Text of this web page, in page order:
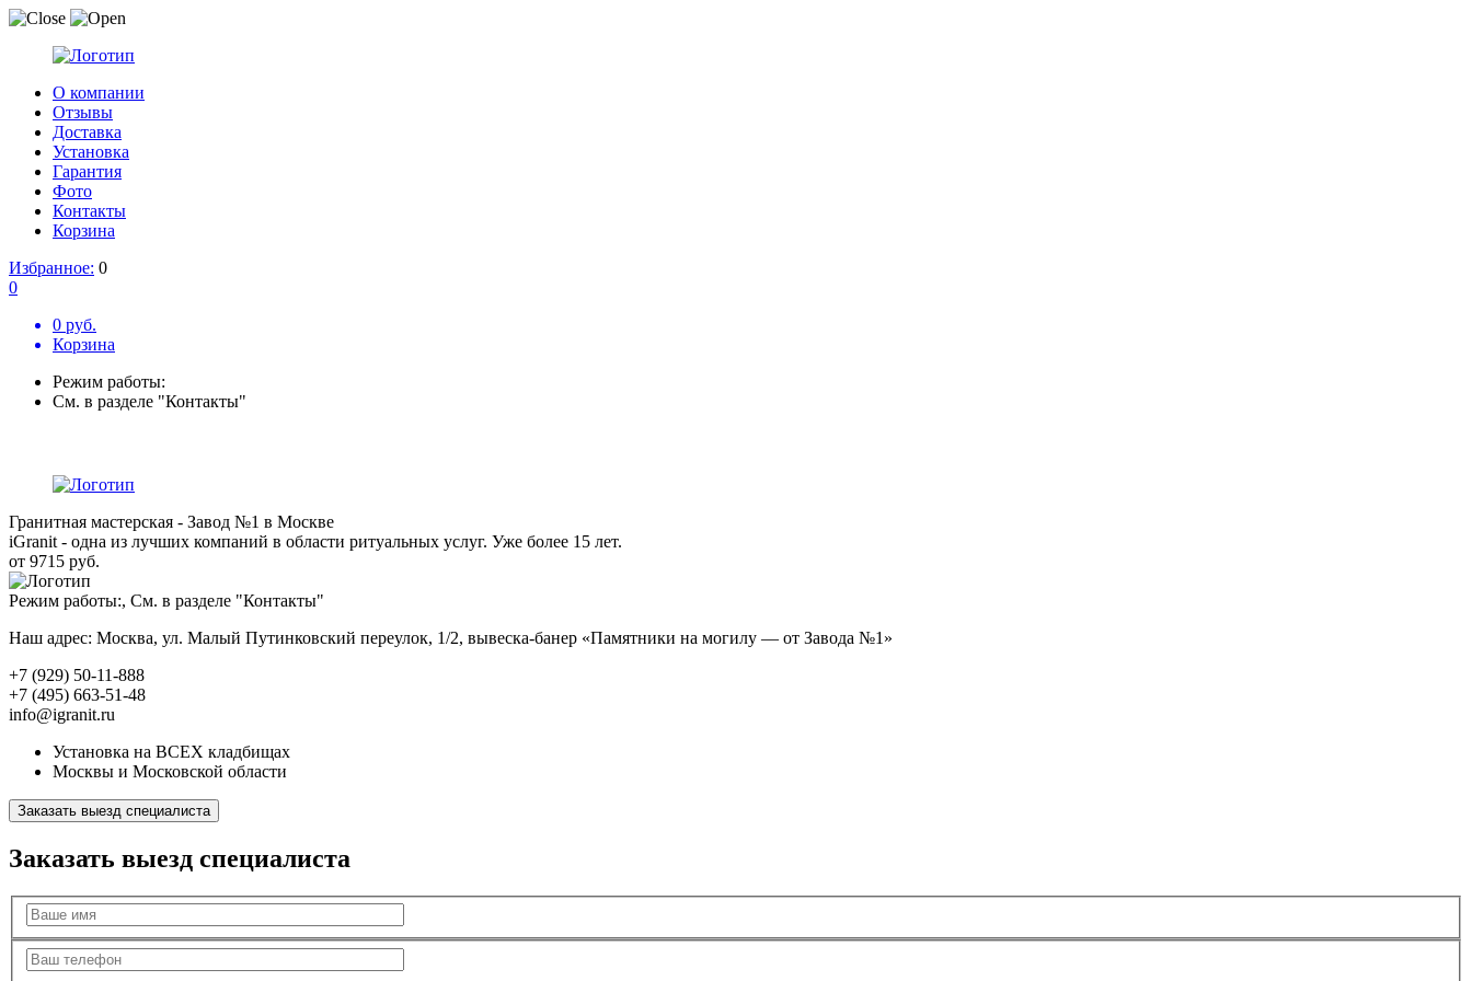
О компании
Отзывы
Доставка
Установка
Гарантия
Фото
Контакты
Корзина
Избранное: 0
0
0 руб.
Корзина
Режим работы:
См. в разделе "Контакты"
Гранитная мастерская - Завод №1 в Москве
iGranit - одна из лучших компаний в области ритуальных услуг. Уже более 15 лет.
от 9715 руб.
Режим работы:, См. в разделе "Контакты"
Наш адрес: Москва, ул. Малый Путинковский переулок, 1/2, вывеска-банер «Памятники на могилу — от Завода №1»
+7 (929) 50-11-888
+7 (495) 663-51-48
info@igranit.ru
Установка на ВСЕХ кладбищах
Москвы и Московской области
Заказать выезд специалиста
Заказать выезд специалиста